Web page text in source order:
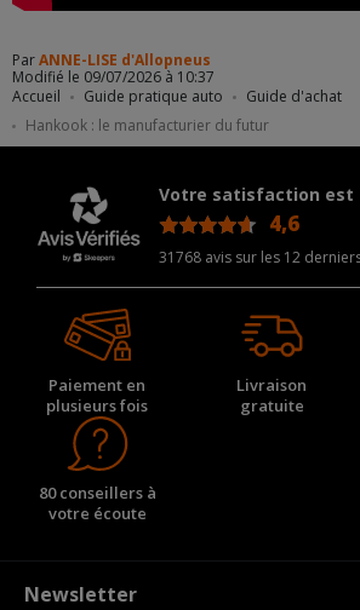
Accueil Guide pratique auto
Guide d'achat
Hankook : le manufacturier du futur
ParANNE-LISE d'Allopneus
Modifié le 09/07/2026 à 10:37
Votre satisfaction est
4,6
31768 avis sur les 12
Paiement en
plusieurs fois
Livraison
gratuite
80 conseillers à
votre écoute
Newsletter